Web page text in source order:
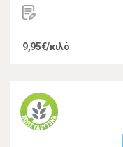
9,95€/κιλό